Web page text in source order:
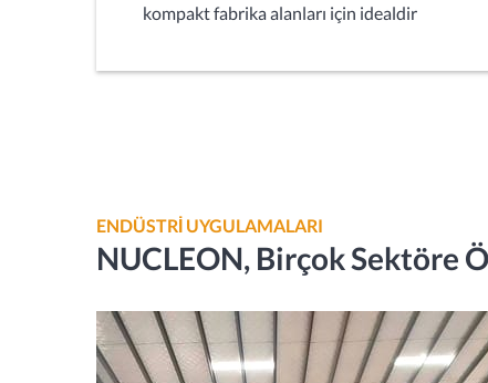
kompakt fabrika alanları için idealdir
ENDÜSTRI UYGULAMALARI
NUCLEON, Birçok Sektöre